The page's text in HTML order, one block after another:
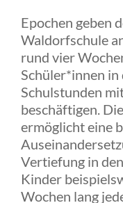
Epochen geben
Waldorfschule
rund vier
Schüler*innen in
Schulstunden
beschäftigen.
ermöglicht eine
Vertiefung in
Kinder
Wochen lang